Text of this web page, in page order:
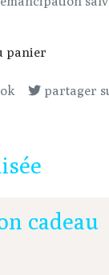
panier
partager
cadeau